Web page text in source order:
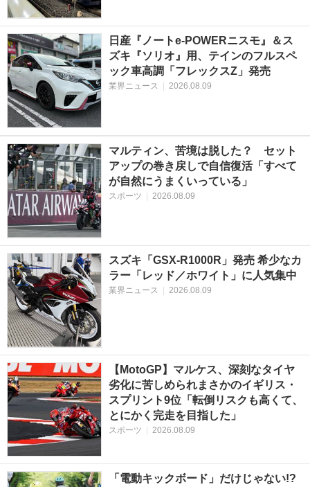
日産『ノートe-POWERニスモ』＆ス
ズキ『ソリオ』用、テインのフルスペ
ック車高調「フレックスZ」発売
業界ニュース | 2026.08.09
マルティン、苦境は脱した？ セット
アップの巻き戻しで自信復活「すべて
が自然にうまくいっている」
スポーツ | 2026.08.09
スズキ「GSX-R1000R」発売 希少なカ
ラー「レッド／ホワイト」に人気集中
業界ニュース | 2026.08.09
【MotoGP】マルケス、深刻なタイヤ
劣化に苦しめられまさかのイギリス・
スプリント9位「転倒リスクも高くて、
とにかく完走を目指した」
スポーツ | 2026.08.09
「電動キックボード」だけじゃない!?